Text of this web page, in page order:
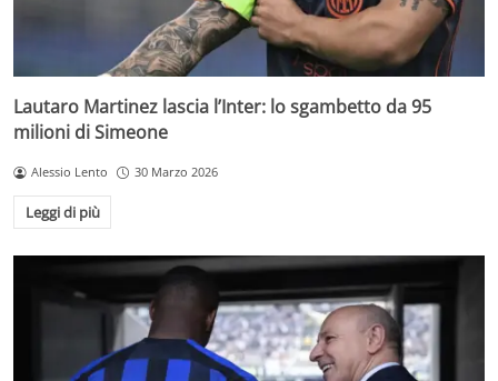
Lautaro Martinez lascia l’Inter: lo sgambetto da 95
milioni di Simeone
Alessio Lento 30 Marzo 2026
Leggi di più